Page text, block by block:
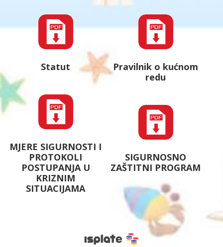
Statut
MJERE SIGURNOSTI I
PROTOKOLI
POSTUPANJA U
KRIZNIM
SITUACIJAMA
Pravilnik o kućnom
redu
SIGURNOSNO
ZAŠTITNI PROGRAM